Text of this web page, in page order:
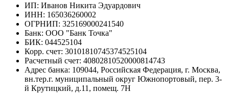
ИП: Иванов Никита Эдуардович
ИНН: 165036260002
ОГРНИП: 325169000241540
Банк: ООО "Банк Точка"
БИК: 044525104
Корр. счет: 30101810745374525104
Расчетный счет: 40802810520000814743
Адрес банка: 109044, Российская Федерация, г. Москва,
вн.тер.г. муниципальный округ Южнопортовый, пер. 3-
й Крутицкий, д.11, помещ. 7Н